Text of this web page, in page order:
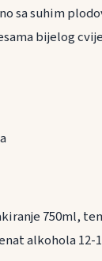
sa suhim
bijelog
750ml,
alkohola 12-